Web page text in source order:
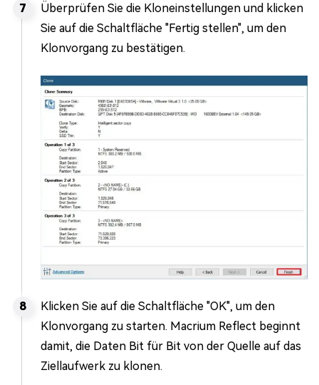
Überprüfen Sie die Kloneinstellungen und klicken
Sie auf die Schaltfläche "Fertig stellen", um den
Klonvorgang zu bestätigen.
Klicken Sie auf die Schaltfläche "OK", um den
Klonvorgang zu starten. Macrium Reflect beginnt
damit, die Daten Bit für Bit von der Quelle auf das
Ziellaufwerk zu klonen.